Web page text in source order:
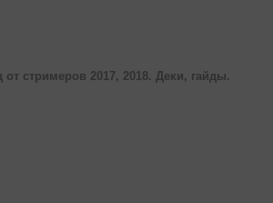
стримеров 2017, 2018. Деки, гайды.